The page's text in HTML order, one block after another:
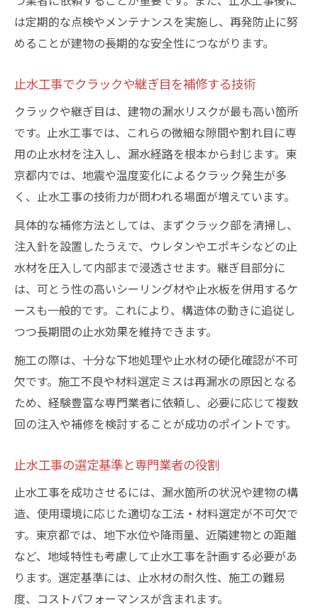
は定期的な点検やメンテナンスを実施し、再発防止に努
めることが建物の長期的な安全性につながります。
止水工事でクラックや継ぎ目を補修する技術
クラックや継ぎ目は、建物の漏水リスクが最も高い箇所
です。止水工事では、これらの微細な隙間や割れ目に専
用の止水材を注入し、漏水経路を根本から封じます。東
京都内では、地震や温度変化によるクラック発生が多
く、止水工事の技術力が問われる場面が増えています。
具体的な補修方法としては、まずクラック部を清掃し、
注入針を設置したうえで、ウレタンやエポキシなどの止
水材を圧入して内部まで浸透させます。継ぎ目部分に
は、可とう性の高いシーリング材や止水板を併用するケ
ースも一般的です。これにより、構造体の動きに追従し
つつ長期間の止水効果を維持できます。
施工の際は、十分な下地処理や止水材の硬化確認が不可
欠です。施工不良や材料選定ミスは再漏水の原因となる
ため、経験豊富な専門業者に依頼し、必要に応じて複数
回の注入や補修を検討することが成功のポイントです。
止水工事の選定基準と専門業者の役割
止水工事を成功させるには、漏水箇所の状況や建物の構
造、使用環境に応じた適切な工法・材料選定が不可欠で
す。東京都では、地下水位や降雨量、近隣建物との距離
など、地域特性も考慮して止水工事を計画する必要があ
ります。選定基準には、止水材の耐久性、施工の難易
度、コストパフォーマンスが含まれます。